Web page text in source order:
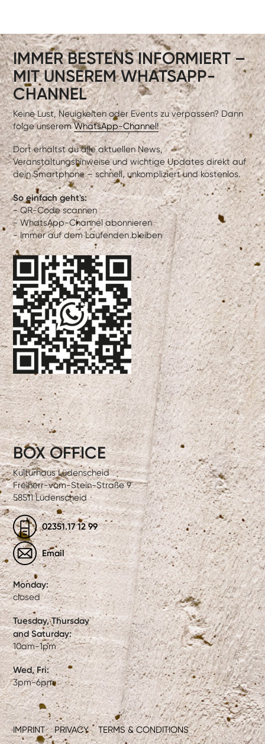
IMMER BESTENS INFORMIERT –
MIT UNSEREM WHATSAPP-
CHANNEL
Keine Lust, Neuigkeiten oder Events zu verpassen? Dann
folge unseremWhatsApp-Channel!
Dort erhältst du alle aktuellen News,
Veranstaltungshinweise und wichtige Updates direkt auf
dein Smartphone – schnell, unkompliziert und kostenlos.
So einfach geht's:
- QR-Code scannen
- WhatsApp-Channel abonnieren
- Immer auf dem Laufenden bleiben
IMPRINT PRIVACY TERMS & CONDITIONS
BOX OFFICE
Kulturhaus Lüdenscheid
Freiherr-vom-Stein-Straße 9
58511 Lüdenscheid
02351.17 12 99
Email
Monday:
closed
Tuesday, Thursday
and Saturday:
10am-1pm
Wed, Fri:
3pm-6pm